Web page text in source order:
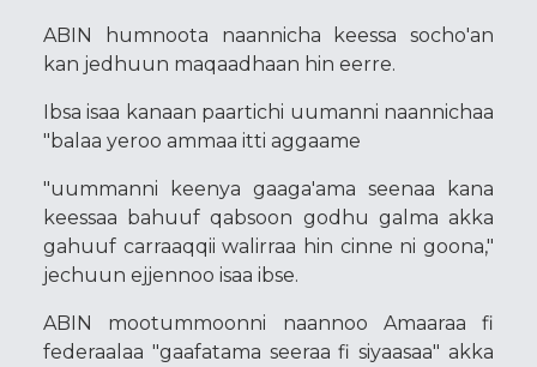
ABIN humnoota naannicha keessa socho'an
kan jedhuun maqaadhaan hin eerre.
Ibsa isaa kanaan paartichi uumanni naannichaa
"balaa yeroo ammaa itti aggaame
"uummanni keenya gaaga'ama seenaa kana
keessaa bahuuf qabsoon godhu galma akka
gahuuf carraaqqii walirraa hin cinne ni goona,"
jechuun ejjennoo isaa ibse.
ABIN mootummoonni naannoo Amaaraa fi
federaalaa "gaafatama seeraa fi siyaasaa" akka